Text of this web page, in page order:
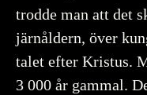
trodde man att det
järnåldern, över
talet efter Kristus.
3 000 år gammal.